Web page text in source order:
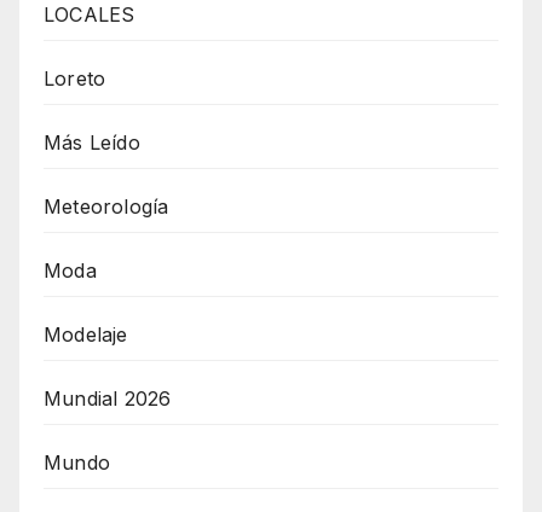
LOCALES
Loreto
Más Leído
Meteorología
Moda
Modelaje
Mundial 2026
Mundo